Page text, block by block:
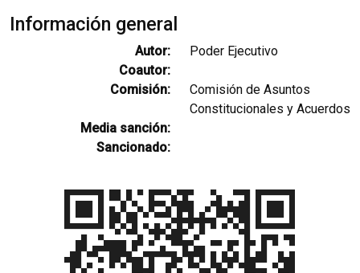
Información general
Autor:
Poder Ejecutivo
Coautor:
Comisión:
Comisión de Asuntos
Constitucionales y Acuerdos
Media sanción:
Sancionado: